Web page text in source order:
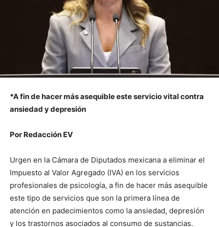
*A fin de hacer más asequible este servicio vital contra
ansiedad y depresión
Por Redacción EV
Urgen en la Cámara de Diputados mexicana a eliminar el
Impuesto al Valor Agregado (IVA) en los servicios
profesionales de psicología, a fin de hacer más asequible
este tipo de servicios que son la primera línea de
atención en padecimientos como la ansiedad, depresión
y los trastornos asociados al consumo de sustancias.